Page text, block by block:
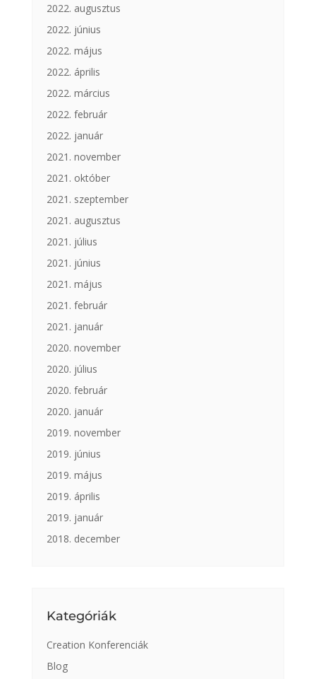
2022. augusztus
2022. június
2022. május
2022. április
2022. március
2022. február
2022. január
2021. november
2021. október
2021. szeptember
2021. augusztus
2021. július
2021. június
2021. május
2021. február
2021. január
2020. november
2020. július
2020. február
2020. január
2019. november
2019. június
2019. május
2019. április
2019. január
2018. december
Kategóriák
Creation Konferenciák
Blog